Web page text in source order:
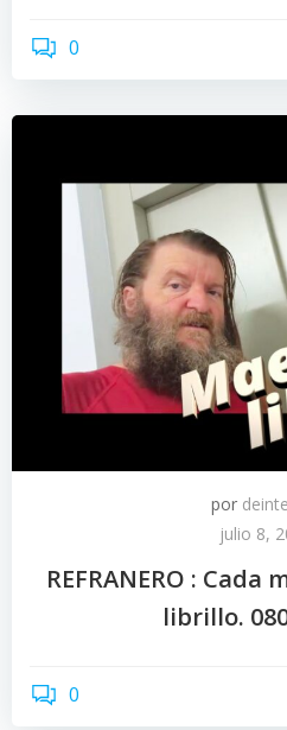
0
por
julio 8,
REFRANERO :
librillo.
0